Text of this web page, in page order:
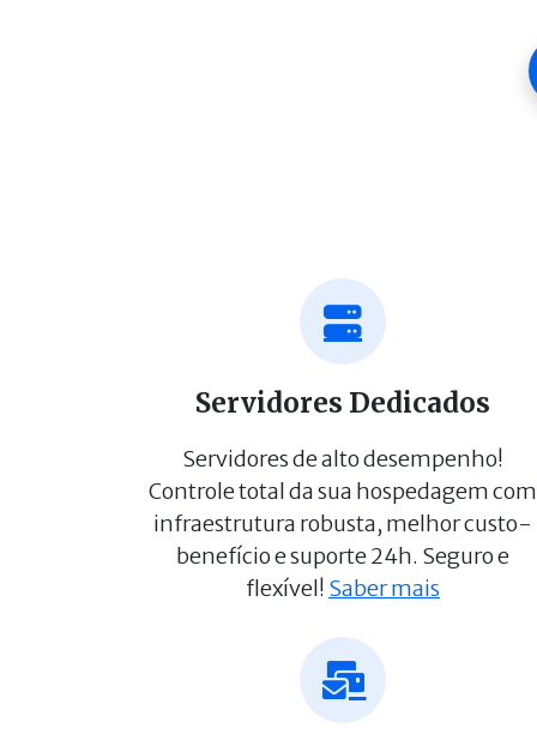
Servidores Dedicados
Servidores de alto desempenho!
Controle total da sua hospedagem com
infraestrutura robusta, melhor custo-
benefício e suporte 24h. Seguro e
flexível! Saber mais